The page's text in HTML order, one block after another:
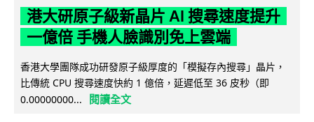
港大研原子級新晶片 AI 搜尋速度提升
一億倍 手機人臉識別免上雲端
香港大學團隊成功研發原子級厚度的「模擬存內搜尋」晶片，
比傳統 CPU 搜尋速度快約 1 億倍，延遲低至 36 皮秒（即
0.00000000...
閱讀全文